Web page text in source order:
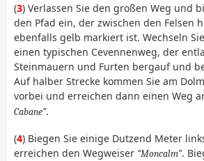
(3) Verlassen Sie den großen Weg und
den Pfad ein, der zwischen den Felsen
ebenfalls gelb markiert ist. Wechseln
einen typischen Cevennenweg, der
Steinmauern und Furten bergauf und
Auf halber Strecke kommen Sie am
vorbei und erreichen dann einen Weg
Cabane .
(4) Biegen Sie einige Dutzend Meter
erreichen den Wegweiser Moncalm .